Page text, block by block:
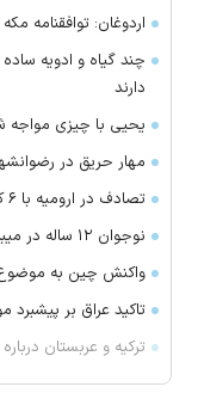
اردوغان: توافقنامه
چند گیاه و ادویه
دارند
یحیی با چیزی مواجه
مهار حریق در
تصادف در ارومیه با ۶ کشته و ۵ مصدوم
نوجوان ۱۲ ساله در میبد غرق شد
واکنش چین به موضوع
تاکید عراق بر
ترکیه و عربستان